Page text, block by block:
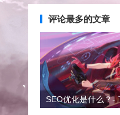
评论最多的文章
SEO优化是什么？-